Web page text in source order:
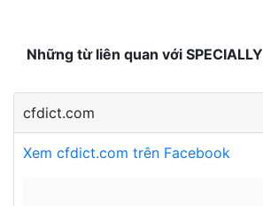
Những từ liên quan với SPECIALLY
cfdict.com
Xem cfdict.com trên Facebook